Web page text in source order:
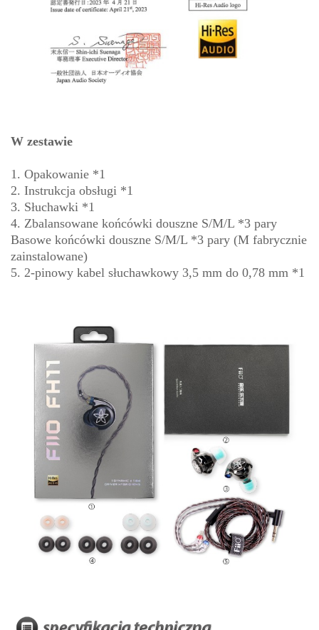
W zestawie
1. Opakowanie *1
2. Instrukcja obsługi *1
3. Słuchawki *1
4. Zbalansowane końcówki douszne S/M/L *3 pary
Basowe końcówki douszne S/M/L *3 pary (M fabrycznie
zainstalowane)
5. 2-pinowy kabel słuchawkowy 3,5 mm do 0,78 mm *1